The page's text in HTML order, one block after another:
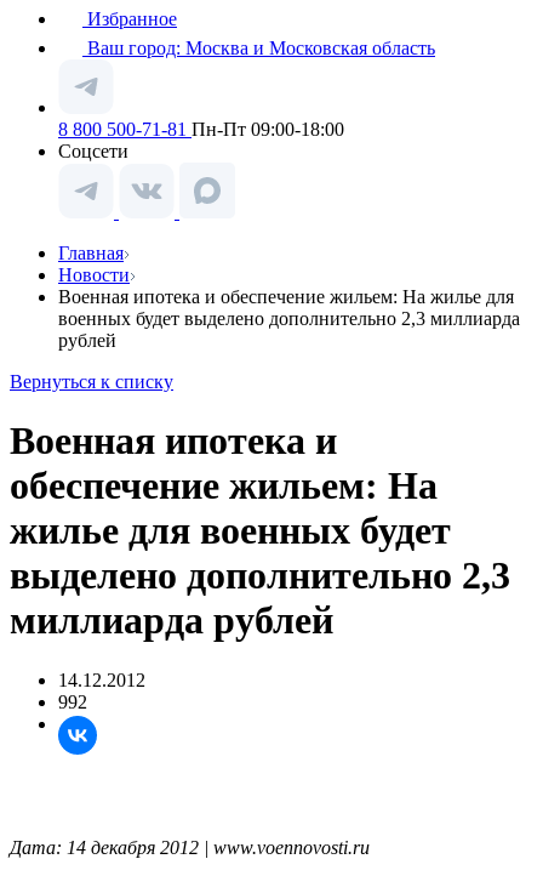
Избранное
Ваш город: Москва и Московская область
8 800 500-71-81 Пн-Пт 09:00-18:00
Соцсети
Главная
Новости
Военная ипотека и обеспечение жильем: На жилье для
военных будет выделено дополнительно 2,3 миллиарда
рублей
Вернуться к списку
Военная ипотека и
обеспечение жильем: На
жилье для военных будет
выделено дополнительно 2,3
миллиарда рублей
14.12.2012
992
Дата: 14 декабря 2012 | www.voennovosti.ru